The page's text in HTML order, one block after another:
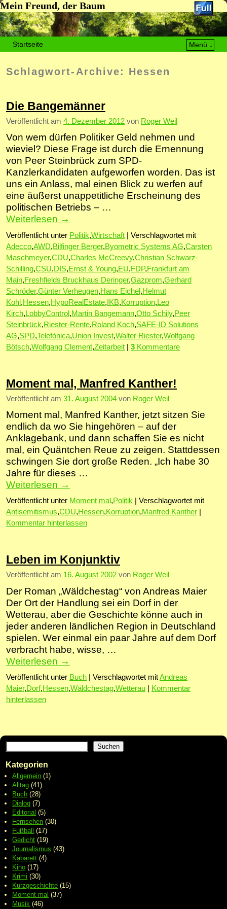
Mein Freund, der Baum
Startseite
Menü ↓
Schlagwort-Archive: Hessen
Die Bangemänner
Veröffentlicht am 4. Dezember 2012 von Roger Weil
Von wem dürfen Politiker Geld nehmen und
wieviel? Diese Frage ist durch die Ernennung
von Peer Steinbrück zum SPD-
Kanzlerkandidaten aufgeworfen worden. Das ist
uns ein Anlass, mal einen Blick zu werfen auf
eine äußerst unappetitliche Erscheinung des
politischen Betriebs – …
Weiterlesen →
Veröffentlicht unter Politik,Wirtschaft
Verschlagwortet mit
Adecco,AWD,Bilfinger Berger,Byometric Systems AG,Carsten
Maschmeyer,CDU,Charles McCreevy,Christian Schwarz-
Schilling,CSU,DIS,Ernst & Young,EU,FDP,Frankfurt am
Main,Freshfields Bruckhaus Deringer,Gazprom,Gerhard
Schröder,Günter Verheugen,Hans Eichel ,Helmut
Kohl ,Hessen,HypoRealEstate, IKB,Korruption, Leo
Kirch, LobbyControl ,Martin Bangemann,Otto Schily,Peer
Steinbrück,Riester-Rente,Roland Koch,SAFE-ID Solutions
AG,SPD,Telefónica,Union Invest,Walter Riester,Wolfgang
Bötsch,Wolfgang Clement,Zeitarbeit 3 Kommentare
Moment mal, Manfred Kanther!
Veröffentlicht am 31. August 2004 von Roger Weil
Moment mal, Manfred Kanther, jetzt sitzen Sie
endlich da wo Sie hingehören – auf der
Anklagebank, und dann schaffen Sie es nicht
mal, ein Quäntchen Reue zu zeigen. Stattdessen
schwingen Sie dort große Reden. „Ich habe 30
Jahre für dieses …
Weiterlesen →
Veröffentlicht unter Moment mal,Politik
Verschlagwortet mit
Antisemitismus,CDU,Hessen,Korruption,Manfred Kanther
Kommentar hinterlassen
Leben im Konjunktiv
Veröffentlicht am 16. August 2002 von Roger Weil
Der Roman „Wäldchestag“ von Andreas Maier
Der Ort der Handlung sei ein Dorf in der
Wetterau, aber die Geschichte könne auch in
jeder anderen ländlichen Region in Deutschland
spielen. Wer einmal ein paar Jahre auf dem Dorf
verbracht habe, wisse, …
Weiterlesen →
Veröffentlicht unter Buch Verschlagwortet mitAndreas
Maier,Dorf,Hessen,Wäldchestag,Wetterau
Kommentar
hinterlassen
Suchen
Kategorien
Allgemein (1)
Alltag (41)
Buch (28)
Dialog (7)
Editorial (5)
Fernsehen (30)
Fußball (17)
Gedicht (19)
Journalismus (43)
Kabarett (4)
Kino (17)
Krimi (30)
Kurzgeschichte (15)
Moment mal (37)
Musik (46)